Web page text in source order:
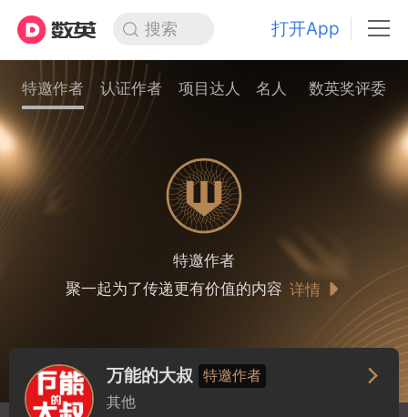
搜索 打开App
特邀作者 认证作者 项目达人 名人 数英奖评委
特邀作者
聚一起为了传递更有价值的内容 详情 
万能的大叔 特邀作者
其他